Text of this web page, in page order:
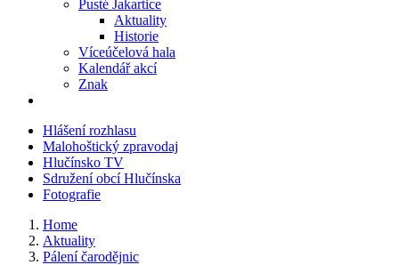
Pusté Jakartice
Aktuality
Historie
Víceúčelová hala
Kalendář akcí
Znak
Hlášení rozhlasu
Malohoštický zpravodaj
Hlučínsko TV
Sdružení obcí Hlučínska
Fotografie
Home
Aktuality
Pálení čarodějnic